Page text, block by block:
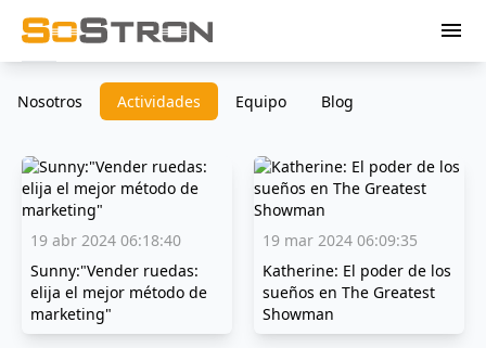
menu
Nosotros Actividades Equipo Blog
19 abr 2024 06:18:40
Sunny:"Vender ruedas:
elija el mejor método de
marketing"
19 mar 2024 06:09:35
Katherine: El poder de los
sueños en The Greatest
Showman